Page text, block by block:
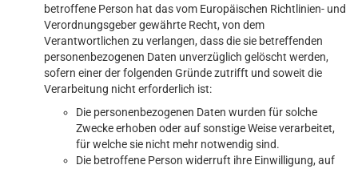
betroffene Person hat das vom Europäischen Richtlinien- und
Verordnungsgeber gewährte Recht, von dem
Verantwortlichen zu verlangen, dass die sie betreffenden
personenbezogenen Daten unverzüglich gelöscht werden,
sofern einer der folgenden Gründe zutrifft und soweit die
Verarbeitung nicht erforderlich ist:
Die personenbezogenen Daten wurden für solche
Zwecke erhoben oder auf sonstige Weise verarbeitet,
für welche sie nicht mehr notwendig sind.
Die betroffene Person widerruft ihre Einwilligung, auf